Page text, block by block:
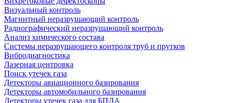
Визуальный контроль
Магнитный неразрушающий контроль
Радиографический неразрушающий контроль
Анализ химического состава
Системы неразрушающего контроля труб и прутков
Вибродиагностика
Лазерная центровка
Поиск утечек газа
Детекторы авиационного базирования
Детекторы автомобильного базирования
Детекторы утечек газа для БПЛА